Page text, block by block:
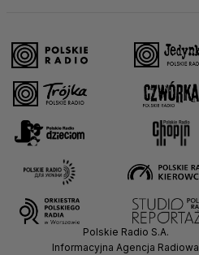
Polskie Radio S.A.
Informacyjna Agencja Radiowa